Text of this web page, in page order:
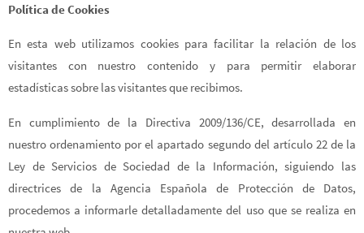
Política de Cookies
En esta web utilizamos cookies para facilitar la relación de los
visitantes con nuestro contenido y para permitir elaborar
estadísticas sobre las visitantes que recibimos.
En cumplimiento de la Directiva 2009/136/CE, desarrollada en
nuestro ordenamiento por el apartado segundo del artículo 22 de la
Ley de Servicios de Sociedad de la Información, siguiendo las
directrices de la Agencia Española de Protección de Datos,
procedemos a informarle detalladamente del uso que se realiza en